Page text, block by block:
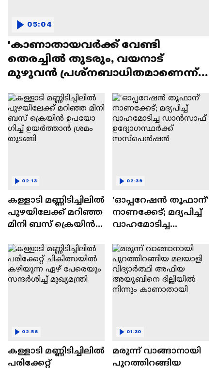
'കാണാതായവർക്ക് വേണ്ടി
തെരച്ചിൽ തുടരും, വയനാട്
മുഴുവൻ പ്രശ്നബാധിതമാണെന്ന്
05:04
കള്ളാടി മണ്ണിടിച്ചിലിൽ
പുഴയിലേക്ക് മറിഞ്ഞ
മിനി ബസ് ക്രെയിൻ
ഉയർത്താൻ ശ്രമം
തുടങ്ങി
02:13
'ഓപ്പറേഷൻ തൂഫാന്'
നാണക്കേട്; മദ്യപിച്ച്
വാഹമോടിച്ച
ഉദ്യോഗസ്ഥ‍ർക്ക്
സസ്പെൻഷൻ
02:39
കള്ളാടി മണ്ണിടിച്ചിലിൽ
പരിക്കേറ്റ്
02:56
മരുന്ന് വാങ്ങാനായി
പുറത്തിറങ്ങിയ
01:30